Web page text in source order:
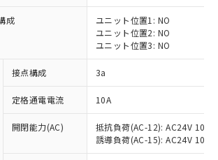
成
ユニット位置1: NO
ユニット位置2: NO
ユニット位置3: NO
接点構成 3a
定格通電電流 10A
開閉能力(AC)
抵抗負荷(AC-12): AC24V 10A/
誘導負荷(AC-15): AC24V
状況
み：EU RoHS指令（10物質）の
対応した製品が提供可能な商品で
：EU RoHS指令（10物質）の非含